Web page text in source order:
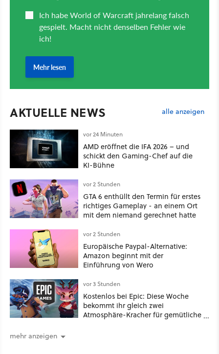
AKTUELLE NEWS alle anzeigen
vor 24 Minuten
AMD eröffnet die IFA 2026 – und
schickt den Gaming-Chef auf die
KI-Bühne
vor 2 Stunden
GTA 6 enthüllt den Termin für erstes
richtiges Gameplay - an einem Ort
mit dem niemand gerechnet hatte
vor 2 Stunden
Europäische Paypal-Alternative:
Amazon beginnt mit der
Einführung von Wero
vor 3 Stunden
Kostenlos bei Epic: Diese Woche
bekommt ihr gleich zwei
Atmosphäre-Kracher für gemütliche
mehr anzeigen